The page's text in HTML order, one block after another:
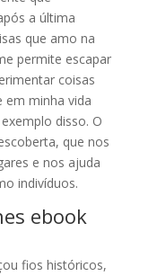
a última
que amo na
permite escapar
coisas
em minha vida
disso. O
que nos
e nos ajuda
indivíduos.
ebook
fios históricos,